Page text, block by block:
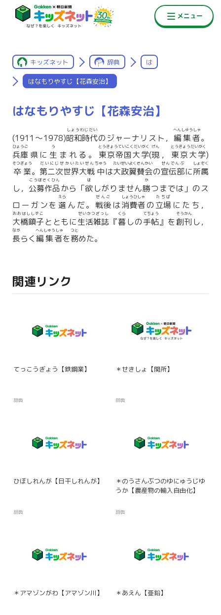
キッズネット 辞典 は
はなもりやすじ【花森安治】
はなもりやすじ【花森安治】
(1911〜1978)昭和時代
しょうわじだい
のジャーナリスト， 編集者
へんしゅうしゃ
。
兵庫
ひょうご
県に 生
う
まれる。 東京帝国大学
とうきょうていこくだいがく
(現
げん
， 東京大学
とうきょうだいがく
)
卒業
そつぎょう
。 第二次世界大戦
だいにじせかいたいせん
中
ちゅう
は大政翼賛会
たいせいよくさんかい
の宣伝部
せんでんぶ
に所属
しょぞく
し， 公募作品
こうぼさくひん
から「欲
ほ
しがりません勝
か
つまでは」のス
ローガンを 選
えら
んだ。 戦後
せんご
は消費者
しょうひしゃ
の立場
たちば
にたち，
大橋鎮子
おおはししずこ
とともに生活雑誌
せいかつざっし
『暮
くら
しの手帖
てちょう
』を創刊
そうかん
し，
長
なが
らく編集者
へんしゅうしゃ
を務
つと
めた。
関連リンク
てっこうぎょう【鉄鋼業】
辞典
＊せきしょ【関所】
辞典
ひぼしれんが【日干しれんが】
辞典
＊のうさんぶつのゆにゅうじゆ
うか【農産物の輸入自由化】
辞典
＊アマゾンがわ【アマゾン川】 ＊あえん【亜鉛】